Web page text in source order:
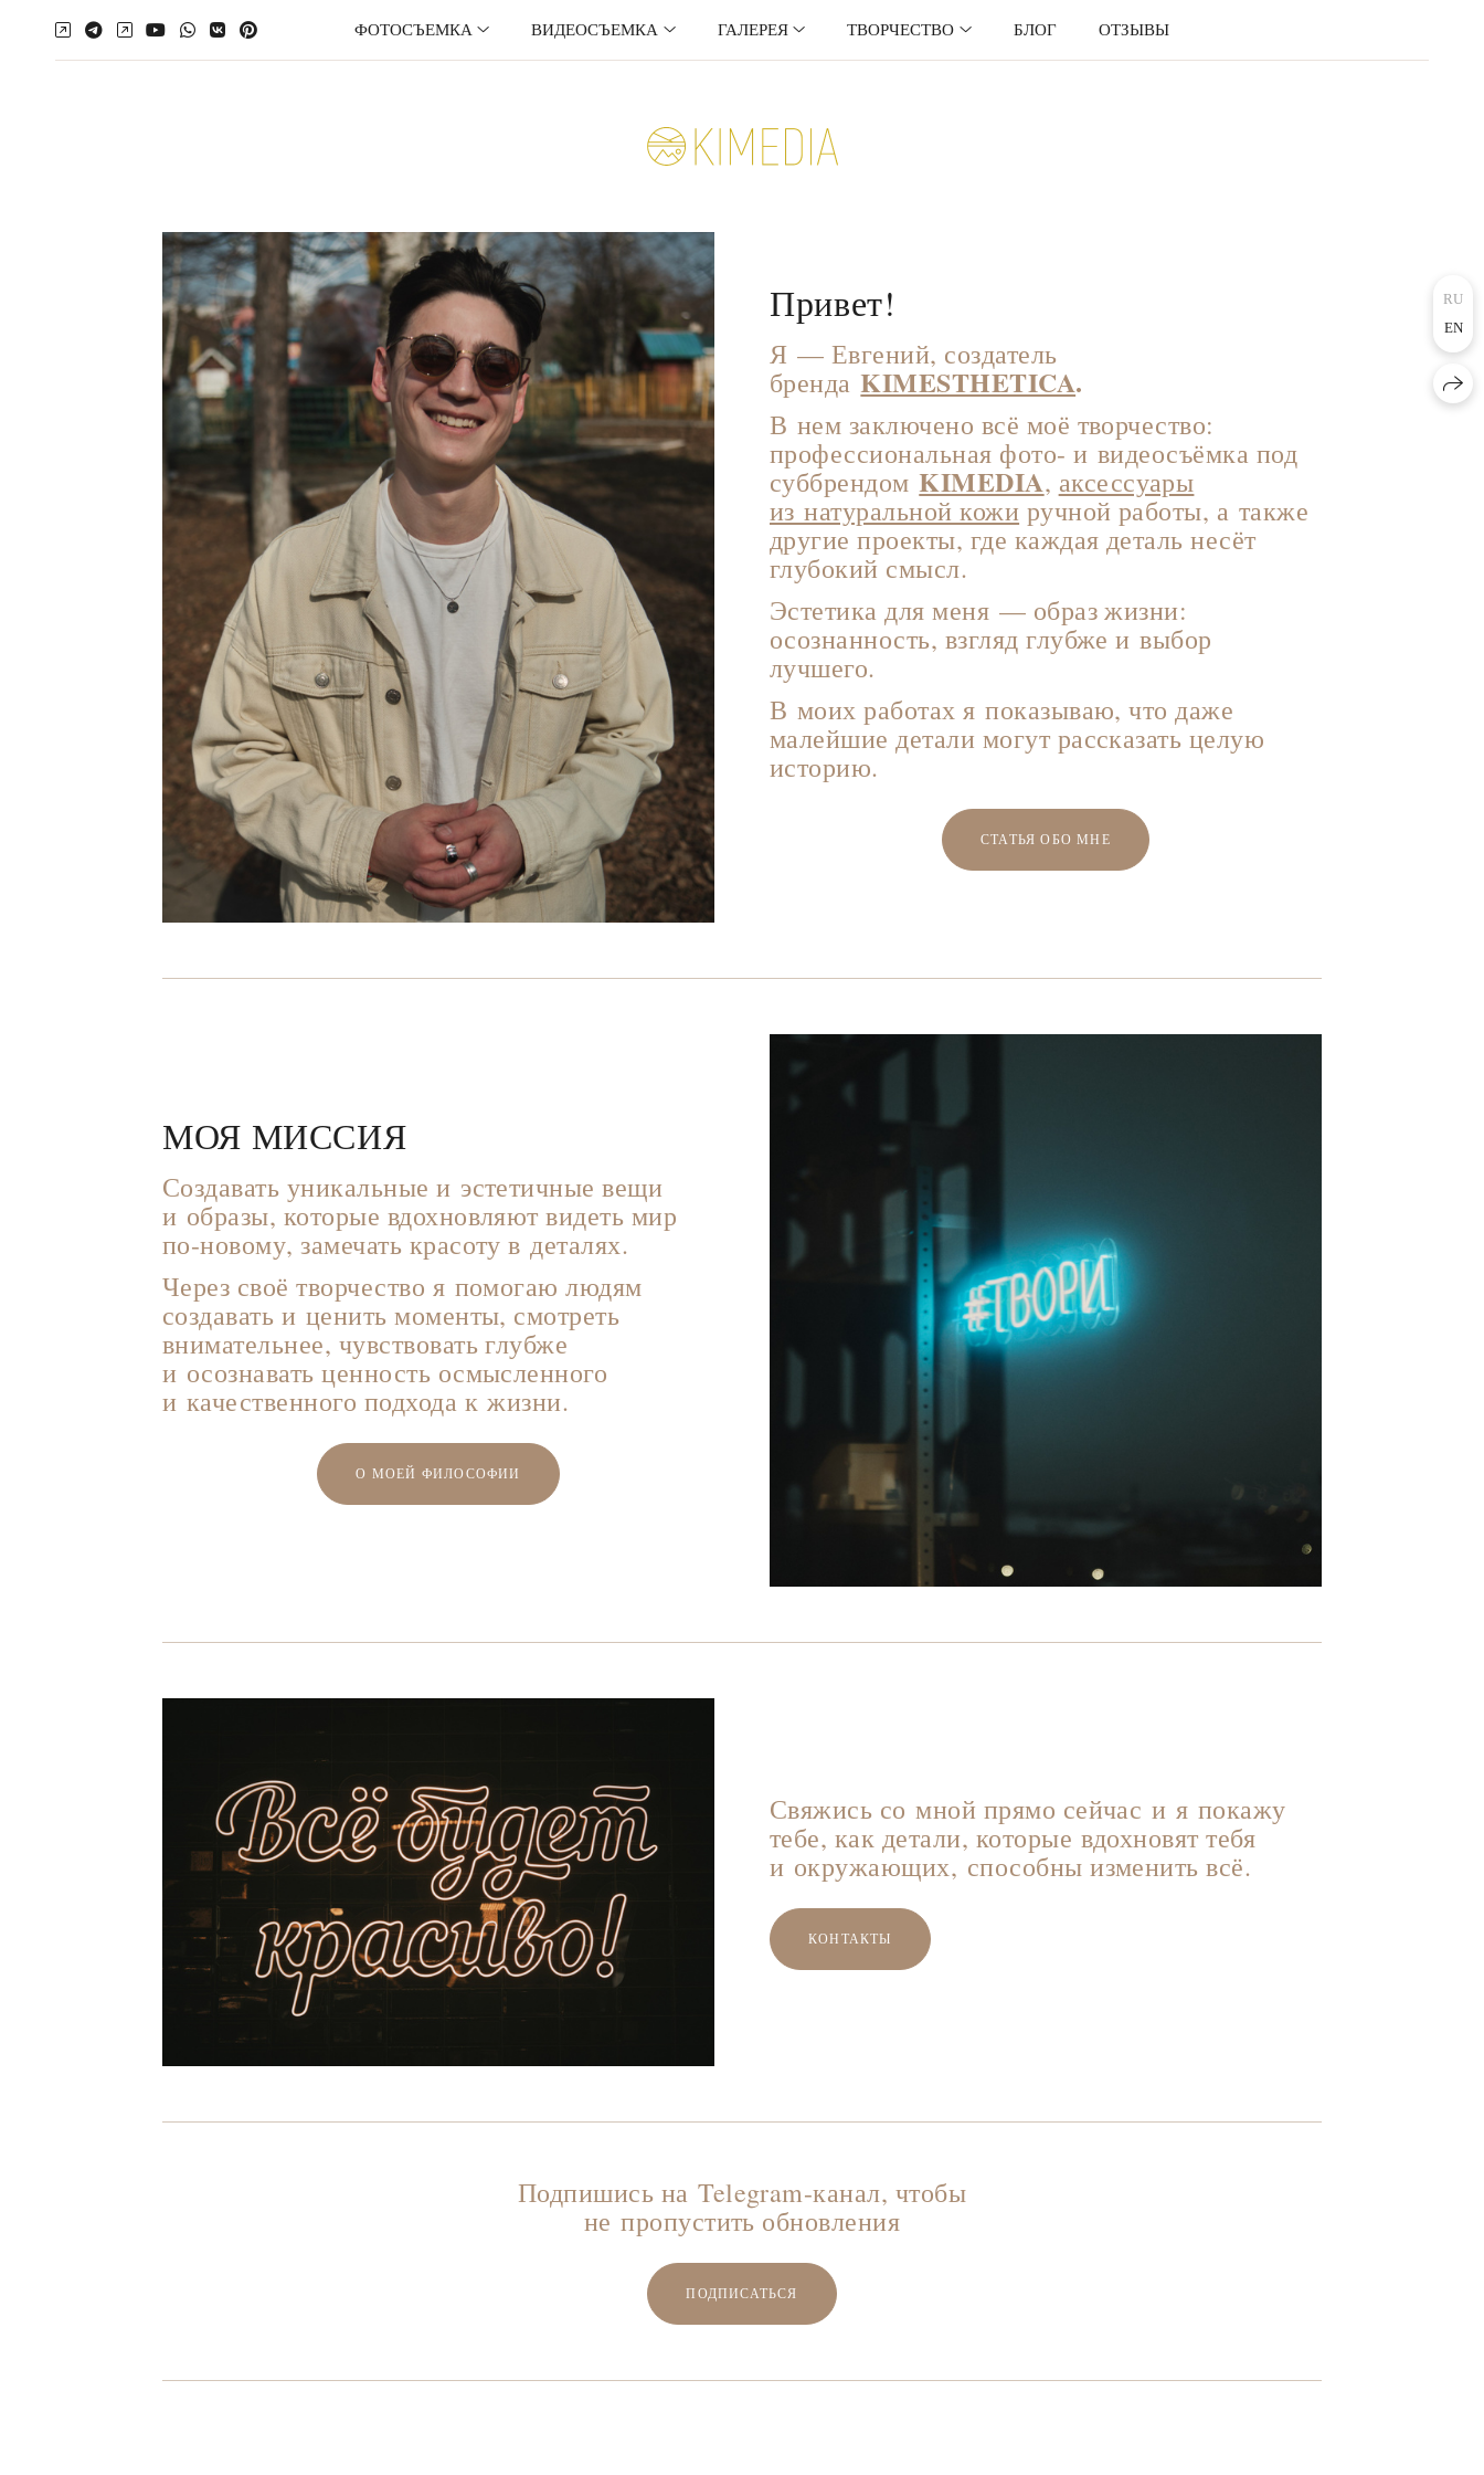
ФОТОСЪЕМКА ВИДЕОСЪЕМКА ГАЛЕРЕЯ ТВОРЧЕСТВО БЛОГ ОТЗЫВЫ
Привет!
Я — Евгений, создатель
брендаKIMESTHETICA.
В нем заключено всё моё творчество:
профессиональная фото- и видеосъёмка под
суббрендомKIMEDIA, аксессуары
из натуральной кожи ручной работы, а также
другие проекты, где каждая деталь несёт
глубокий смысл.
Эстетика для меня — образ жизни:
осознанность, взгляд глубже и выбор
лучшего.
В моих работах я показываю, что даже
малейшие детали могут рассказать целую
историю.
СТАТЬЯ ОБО МНЕ
МОЯ МИССИЯ
Создавать уникальные и эстетичные вещи
и образы, которые вдохновляют видеть мир
по-новому, замечать красоту в деталях.
Через своё творчество я помогаю людям
создавать и ценить моменты, смотреть
внимательнее, чувствовать глубже
и осознавать ценность осмысленного
и качественного подхода к жизни.
О МОЕЙ ФИЛОСОФИИ
Свяжись со мной прямо сейчас и я покажу
тебе, как детали, которые вдохновят тебя
и окружающих, способны изменить всё.
КОНТАКТЫ
Подпишись на Telegram-канал, чтобы
не пропустить обновления
ПОДПИСАТЬСЯ
RU
EN